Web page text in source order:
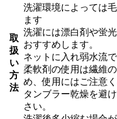
取
扱
い
方
法
洗濯環境によっては
ます
洗濯には漂白剤や蛍
おすすめします。
ネットに入れ弱水流
柔軟剤の使用は繊維
め、使用にはご注意く
タンブラー乾燥を避
さい。